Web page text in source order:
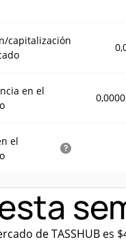
capitalización
en el
el
de TASSHUB es